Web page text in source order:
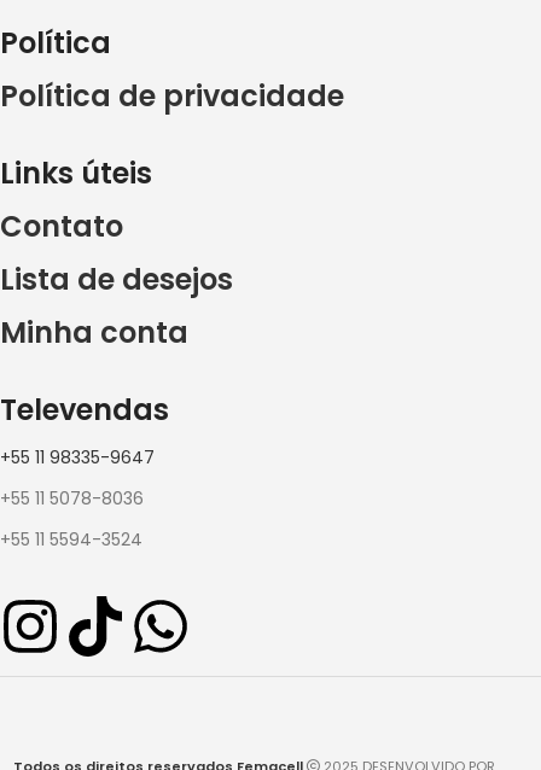
Política
Política de privacidade
Links úteis
Contato
Lista de desejos
Minha conta
Televendas
+55 11 98335-9647
+55 11 5078-8036
+55 11 5594-3524
Todos os direitos reservados Femacell 2025 DESENVOLVIDO POR